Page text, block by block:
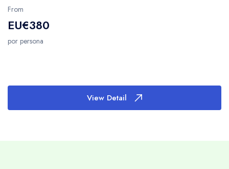
From
EU€380
por persona
View Detail